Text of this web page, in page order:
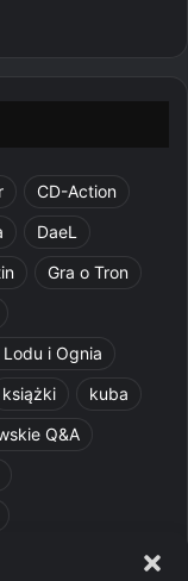
CD-Action
DaeL
Gra o Tron
i Ognia
książki
kuba
Q&A
do maesterów